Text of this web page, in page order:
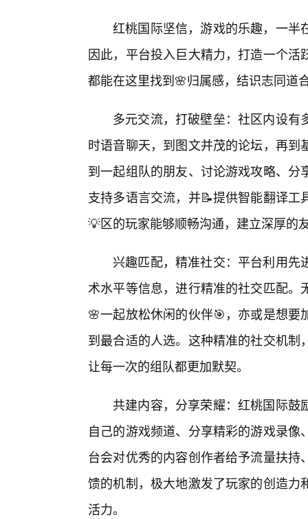
红桃国际坚信，游戏的乐趣，一半
因此，平台投入巨大精力，打造一个
都能在这里找到🌸归属感，结识志同道
多元交流，打破壁垒：社区内设
时语音聊天，到图文并茂的论坛，再
到一起组队的朋友、讨论游戏攻略、
支持多语言交流，并📝提供智能翻译
💡区的玩家能够顺畅沟通，建立深厚的
兴趣匹配，精准社交：平台利用
术水平等信息，进行精准的社交匹配
🌸一起放松休闲的伙伴🎯，亦或是想
到最合适的人选。这种精准的社交机
让每一次的组队都更加默契。
共建内容，分享荣耀：红桃国际鼓
自己的游戏频道、分享精彩的游戏录
台会对优秀的内容创作者给予流量扶
馈的机制，极大地激发了玩家的创造
活力。